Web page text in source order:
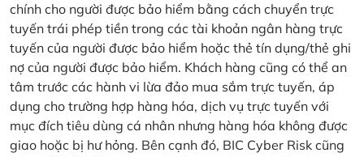
chính cho người được bảo hiểm bằng cách chuyển trực
tuyến trái phép tiền trong các tài khoản ngân hàng trực
tuyến của người được bảo hiểm hoặc thẻ tín dụng/thẻ ghi
nợ của người được bảo hiểm. Khách hàng cũng có thể an
tâm trước các hành vi lừa đảo mua sắm trực tuyến, áp
dụng cho trường hợp hàng hóa, dịch vụ trực tuyến với
mục đích tiêu dùng cá nhân nhưng hàng hóa không được
giao hoặc bị hư hỏng. Bên cạnh đó, BIC Cyber Risk cũng